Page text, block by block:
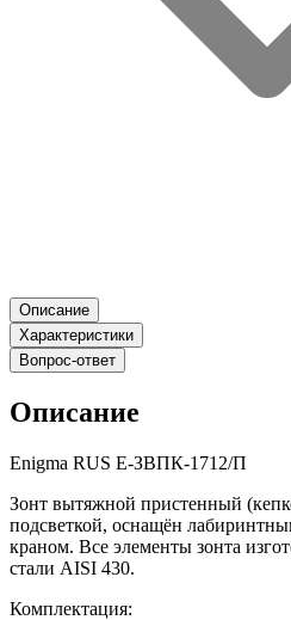
Описание
Характеристики
Вопрос-ответ
Описание
Enigma RUS Е-ЗВПК-1712/П
Зонт вытяжной пристенный
подсветкой, оснащён
краном. Все элементы зонта
стали AISI 430.
Комплектация: